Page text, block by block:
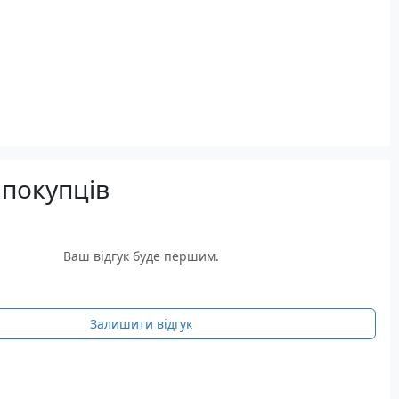
Ваш відгук буде першим.
Залишити відгук